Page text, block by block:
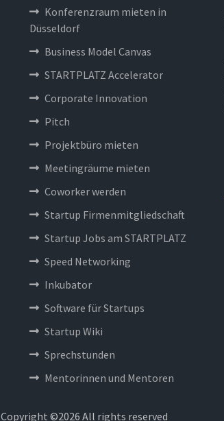
Konferenzraum mieten in
Düsseldorf
Business Model Canvas
STARTPLATZ Accelerator
Corporate Innovation
Pitch
Projektbüro mieten
Meetingräume mieten
Coworker werden
Startup Firmenmitgliedschaft
Startup Jobs am STARTPLATZ
Speed Networking
Inkubator
Software für Startups
Startup Wiki
Sprechstunden
Mentorinnen und Mentoren
Copyright ©2026 All rights reserved